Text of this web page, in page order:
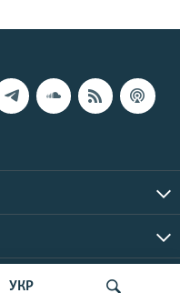
УКР| Все права защищены.